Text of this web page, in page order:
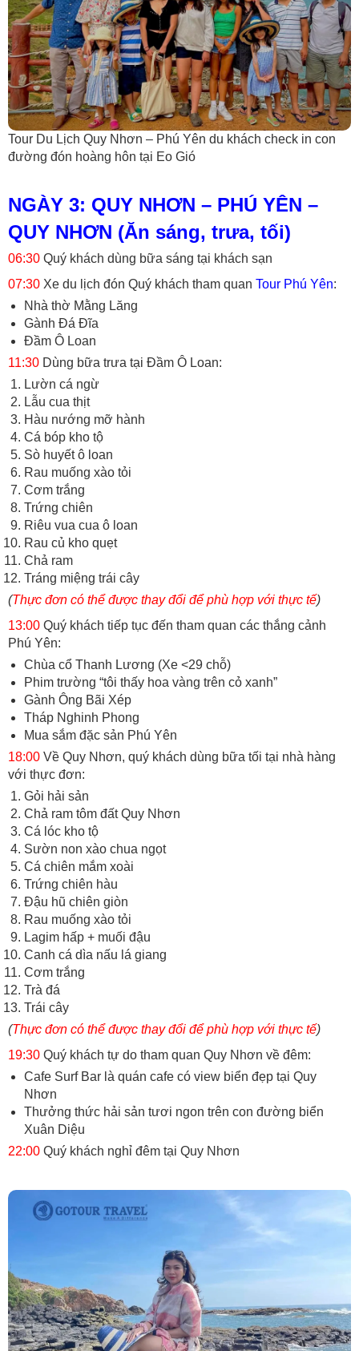
Tour Du Lịch Quy Nhơn – Phú Yên du khách check in con
đường đón hoàng hôn tại Eo Gió
NGÀY 3: QUY NHƠN – PHÚ YÊN –
QUY NHƠN (Ăn sáng, trưa, tối)
06:30 Quý khách dùng bữa sáng tại khách sạn
07:30 Xe du lịch đón Quý khách tham quan Tour Phú Yên:
Nhà thờ Mằng Lăng
Gành Đá Đĩa
Đầm Ô Loan
11:30 Dùng bữa trưa tại Đầm Ô Loan:
Lườn cá ngừ
Lẫu cua thịt
Hàu nướng mỡ hành
Cá bóp kho tộ
Sò huyết ô loan
Rau muống xào tỏi
Cơm trắng
Trứng chiên
Riêu vua cua ô loan
Rau củ kho quẹt
Chả ram
Tráng miệng trái cây
(Thực đơn có thể được thay đổi để phù hợp với thực tế)
13:00 Quý khách tiếp tục đến tham quan các thắng cảnh
Phú Yên:
Chùa cổ Thanh Lương (Xe <29 chỗ)
Phim trường “tôi thấy hoa vàng trên cỏ xanh”
Gành Ông Bãi Xép
Tháp Nghinh Phong
Mua sắm đặc sản Phú Yên
18:00 Về Quy Nhơn, quý khách dùng bữa tối tại nhà hàng
với thực đơn:
Gỏi hải sản
Chả ram tôm đất Quy Nhơn
Cá lóc kho tộ
Sườn non xào chua ngọt
Cá chiên mắm xoài
Trứng chiên hàu
Đậu hũ chiên giòn
Rau muống xào tỏi
Lagim hấp + muối đậu
Canh cá dìa nấu lá giang
Cơm trắng
Trà đá
Trái cây
(Thực đơn có thể được thay đổi để phù hợp với thực tế)
19:30 Quý khách tự do tham quan Quy Nhơn về đêm:
Cafe Surf Bar là quán cafe có view biển đẹp tại Quy
Nhơn
Thưởng thức hải sản tươi ngon trên con đường biển
Xuân Diệu
22:00 Quý khách nghỉ đêm tại Quy Nhơn